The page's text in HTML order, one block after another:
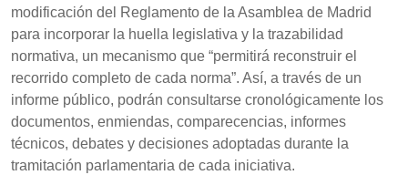
modificación del Reglamento de la Asamblea de Madrid
para incorporar la huella legislativa y la trazabilidad
normativa, un mecanismo que “permitirá reconstruir el
recorrido completo de cada norma”. Así, a través de un
informe público, podrán consultarse cronológicamente los
documentos, enmiendas, comparecencias, informes
técnicos, debates y decisiones adoptadas durante la
tramitación parlamentaria de cada iniciativa.